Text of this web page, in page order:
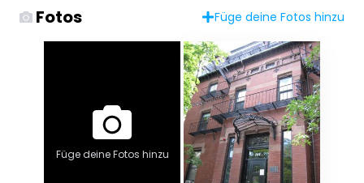
Fotos Füge deine Fotos hinzu
Füge deine Fotos hinzu